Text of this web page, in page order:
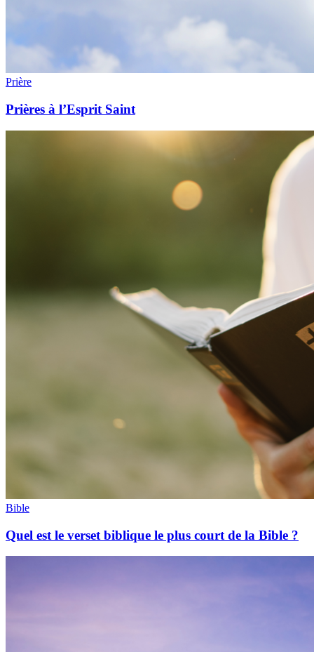
Prière
Prières à l’Esprit Saint
Bible
Quel est le verset biblique le plus court de la Bible ?